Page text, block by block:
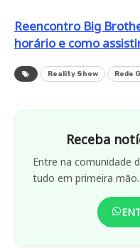
Reencontro Big
horário e como assistir
Reality Show Rede
Receba
Entre na comunidade
tudo em primeira mão.